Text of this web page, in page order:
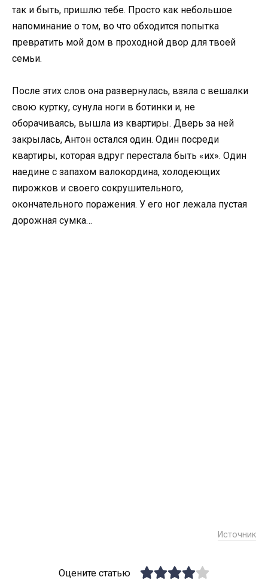
так и быть, пришлю тебе. Просто как небольшое
напоминание о том, во что обходится попытка
превратить мой дом в проходной двор для твоей
семьи.
После этих слов она развернулась, взяла с вешалки
свою куртку, сунула ноги в ботинки и, не
оборачиваясь, вышла из квартиры. Дверь за ней
закрылась, Антон остался один. Один посреди
квартиры, которая вдруг перестала быть «их». Один
наедине с запахом валокордина, холодеющих
пирожков и своего сокрушительного,
окончательного поражения. У его ног лежала пустая
дорожная сумка…
Источник
Оцените статью